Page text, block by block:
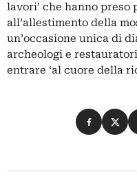
lavori’ che hanno preso
all’allestimento della
un’occasione unica di
archeologi e
entrare ‘al cuore della
Condividi